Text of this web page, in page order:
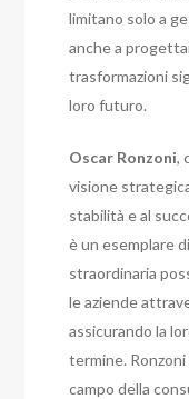
limitano solo a
anche a
trasformazioni
loro futuro.
Oscar Ronzoni,
visione
stabilità e al
è un esemplare
straordinaria
le aziende
assicurando la
termine.
campo della